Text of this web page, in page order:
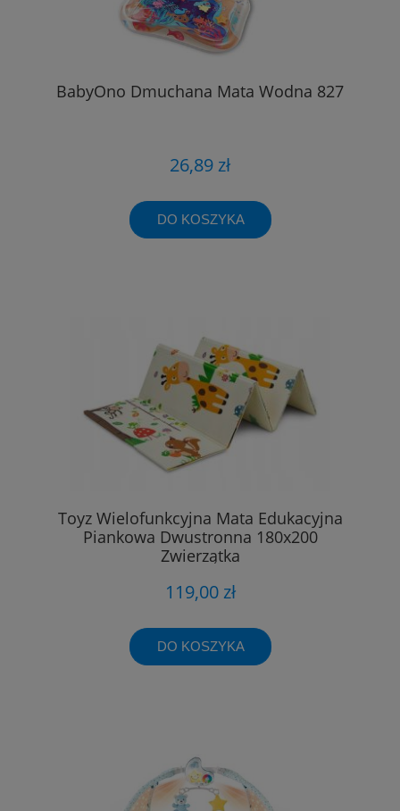
BabyOno Dmuchana Mata Wodna 827
26,89 zł
DO KOSZYKA
Toyz Wielofunkcyjna Mata Edukacyjna
Piankowa Dwustronna 180x200
Zwierzątka
119,00 zł
DO KOSZYKA